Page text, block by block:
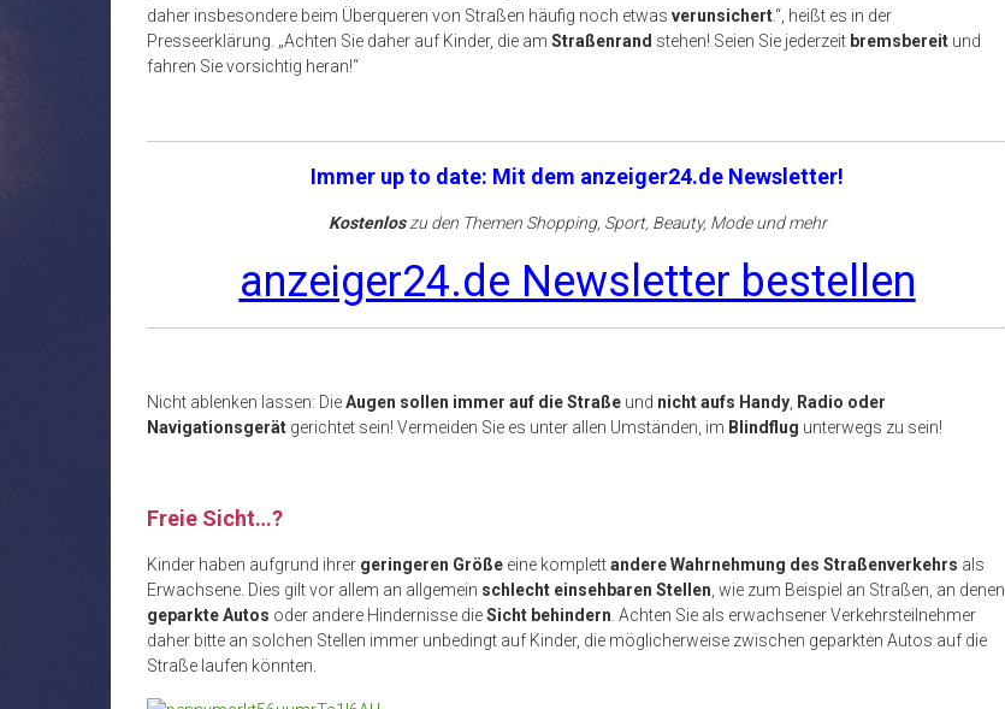
daher insbesondere beim Überqueren von Straßen häufig noch etwas verunsichert.“, heißt es in der
Presseerklärung. „Achten Sie daher auf Kinder, die am Straßenrand stehen! Seien Sie jederzeit bremsbereit und
fahren Sie vorsichtig heran!“
Immer up to date: Mit dem anzeiger24.de Newsletter!
Kostenloszu den Themen Shopping, Sport, Beauty, Mode und mehr
anzeiger24.de Newsletter bestellen
Nicht ablenken lassen: DieAugen sollen immer auf die Straße und nicht aufs Handy Radio oder
Navigationsgerät gerichtet sein! Vermeiden Sie es unter allen Umständen, im Blindflug unterwegs zu sein!
Freie Sicht…?
Kinder haben aufgrund ihrer geringeren Größe eine komplettandere Wahrnehmung des Straßenverkehrs als
Erwachsene. Dies gilt vor allem an allgemein schlecht einsehbaren Stellen , wie zum Beispiel an Straßen, an denen
geparkte Autos oder andere Hindernisse dieSicht behindern . Achten Sie als erwachsener Verkehrsteilnehmer
daher bitte an solchen Stellen immer unbedingt auf Kinder, die möglicherweise zwischen geparkten Autos auf die
Straße laufen könnten.